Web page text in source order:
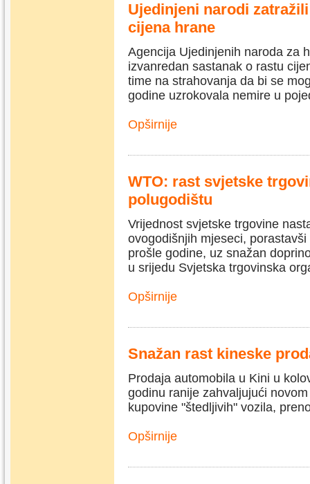
Ujedinjeni narodi
cijena hrane
Agencija Ujedinjenih naroda za
izvanredan sastanak o rastu
time na strahovanja da bi se
godine uzrokovala nemire u
Opširnije
WTO: rast svjetske
polugodištu
Vrijednost svjetske trgovine
ovogodišnjih mjeseci,
prošle godine, uz snažan
u srijedu Svjetska trgovinska
Opširnije
Snažan rast kineske
Prodaja automobila u Kini u
godinu ranije zahvaljujući
kupovine "štedljivih" vozila,
Opširnije